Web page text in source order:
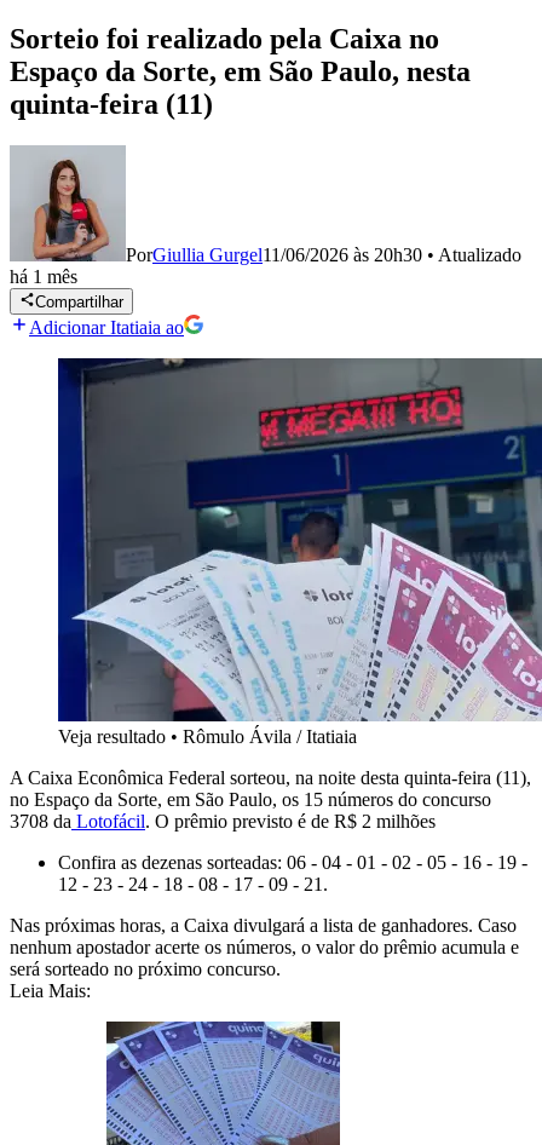
Sorteio foi realizado pela Caixa no
Espaço da Sorte, em São Paulo, nesta
quinta-feira (11)
PorGiullia Gurgel11/06/2026 às 20h30 • Atualizado
há 1 mês
Compartilhar
Adicionar Itatiaia ao
Veja resultado • Rômulo Ávila / Itatiaia
A Caixa Econômica Federal sorteou, na noite desta quinta-feira (11),
no Espaço da Sorte, em São Paulo, os 15 números do concurso
3708 da Lotofácil. O prêmio previsto é de R$ 2 milhões
Confira as dezenas sorteadas: 06 - 04 - 01 - 02 - 05 - 16 - 19 -
12 - 23 - 24 - 18 - 08 - 17 - 09 - 21.
Nas próximas horas, a Caixa divulgará a lista de ganhadores. Caso
nenhum apostador acerte os números, o valor do prêmio acumula e
será sorteado no próximo concurso.
Leia Mais: